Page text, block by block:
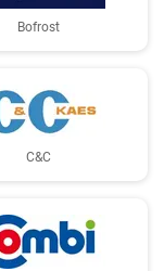
Bofrost
C&C